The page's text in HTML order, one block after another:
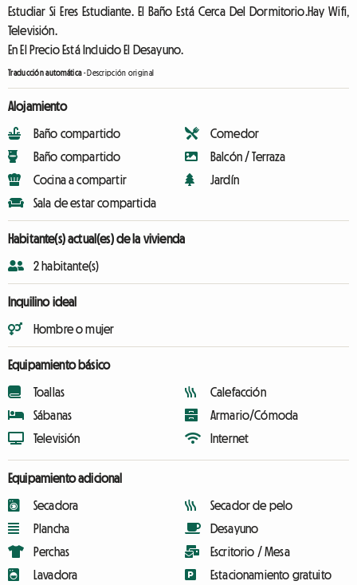
Estudiar Si Eres Estudiante. El Baño Está Cerca Del Dormitorio.Hay Wifi,
Televisión.
En El Precio Está Incluido El Desayuno.
Traducción automática-Descripción original
Alojamiento
Baño compartido
Baño compartido
Cocina a compartir
Sala de estar compartida
Comedor
Balcón / Terraza
Jardín
Habitante(s) actual(es) de la vivienda
2 habitante(s)
Inquilino ideal
Hombre o mujer
Equipamiento básico
Toallas
Sábanas
Televisión
Calefacción
Armario/Cómoda
Internet
Equipamiento adicional
Secadora
Plancha
Perchas
Lavadora
Secador de pelo
Desayuno
Escritorio / Mesa
Estacionamiento gratuito